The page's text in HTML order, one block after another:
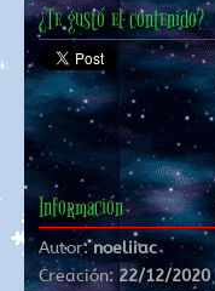
¿Te gustó el contenido?
Información
Autor:noeliiac
Creación: 22/12/2020